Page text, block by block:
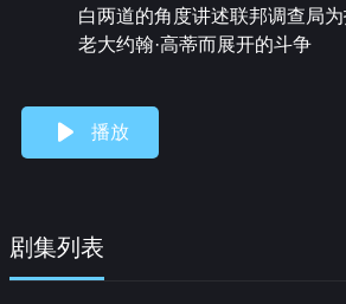
白两道的角度讲述联邦调查局
老大约翰·高蒂而展开的斗争
播放
剧集列表